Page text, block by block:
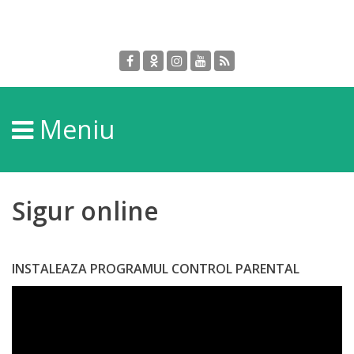
DGPDC
Informații
despre
Subdiviziuni/Servicii
Structura
Meniu
Sigur online
INSTALEAZA PROGRAMUL CONTROL PARENTAL